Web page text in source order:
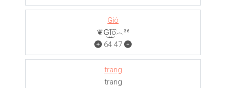
Gió
❦G͜͡I͜͡ó︵³⁶
64 47
trang
trang